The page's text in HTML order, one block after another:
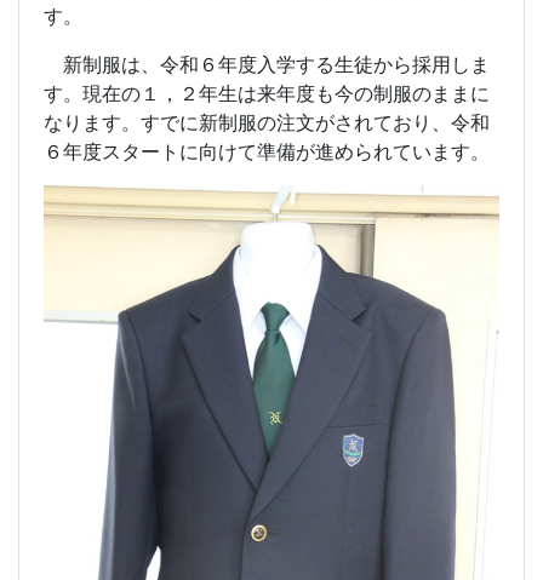
す。
新制服は、令和６年度入学する生徒から採用しま
す。現在の１，２年生は来年度も今の制服のままに
なります。すでに新制服の注文がされており、令和
６年度スタートに向けて準備が進められています。